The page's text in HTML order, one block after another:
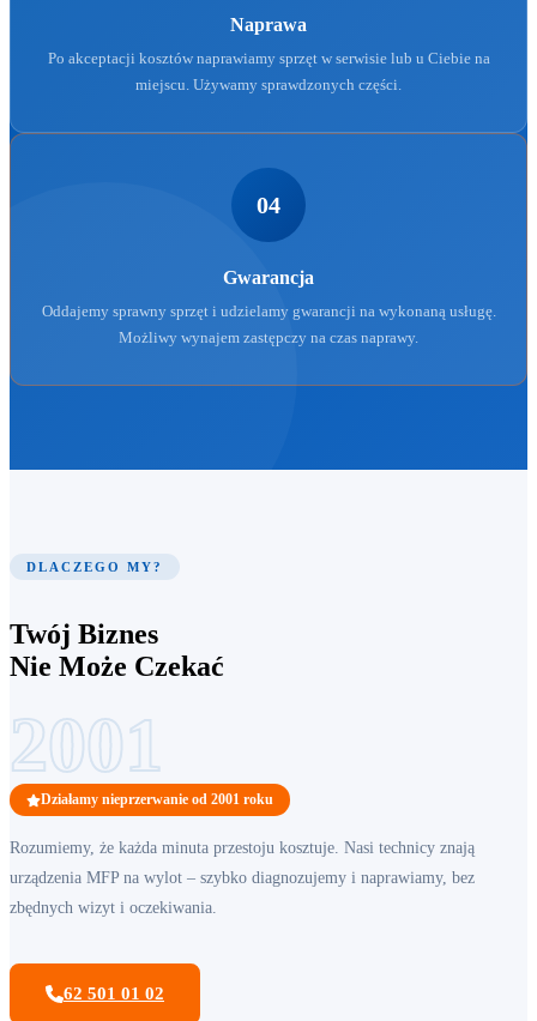
Naprawa
Po akceptacji kosztów naprawiamy sprzęt w serwisie lub u Ciebie na
miejscu. Używamy sprawdzonych części.
04
Gwarancja
Oddajemy sprawny sprzęt i udzielamy gwarancji na wykonaną usługę.
Możliwy wynajem zastępczy na czas naprawy.
DLACZEGO MY?
Twój Biznes
Nie Może Czekać
2001
Działamy nieprzerwanie od 2001 roku
Rozumiemy, że każda minuta przestoju kosztuje. Nasi technicy znają
urządzenia MFP na wylot – szybko diagnozujemy i naprawiamy, bez
zbędnych wizyt i oczekiwania.
62 501 01 02